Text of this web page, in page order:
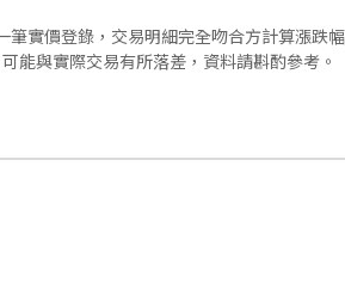
實價登錄，交易明細完全吻合方計算漲跌
能與實際交易有所落差，資料請斟酌參考。